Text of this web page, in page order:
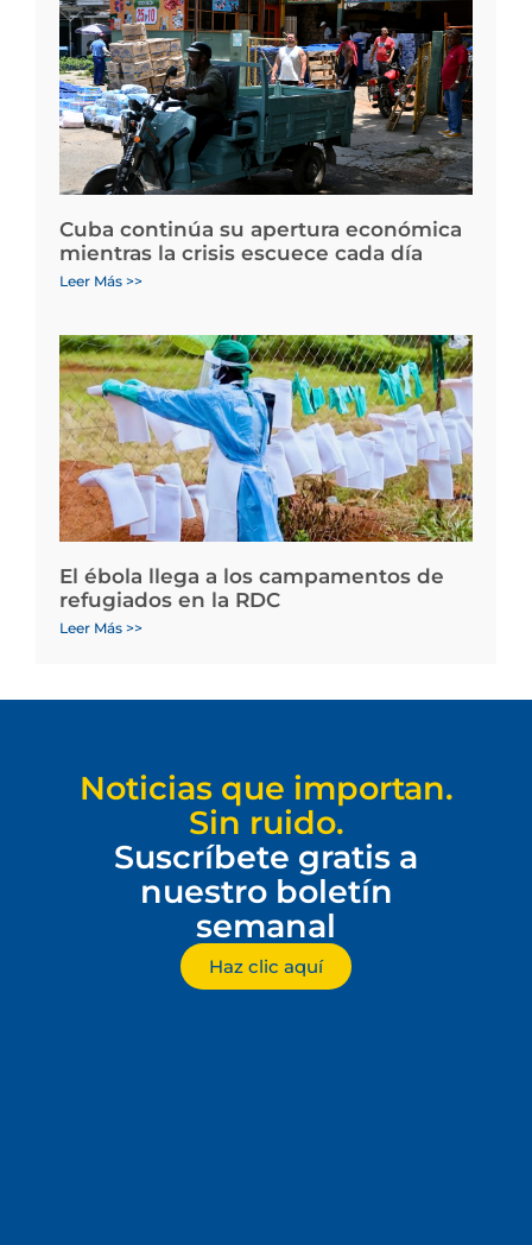
Cuba continúa su apertura económica
mientras la crisis escuece cada día
Leer Más >>
El ébola llega a los campamentos de
refugiados en la RDC
Leer Más >>
Noticias que importan.
Sin ruido.
Suscríbete gratis a
nuestro boletín
semanal
Haz clic aquí